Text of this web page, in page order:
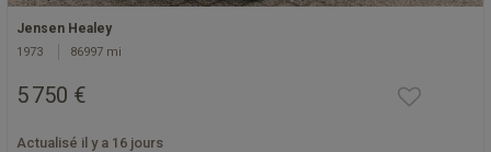
Jensen Healey
1973 86997 mi
5 750 €
Actualisé il y a 16 jours